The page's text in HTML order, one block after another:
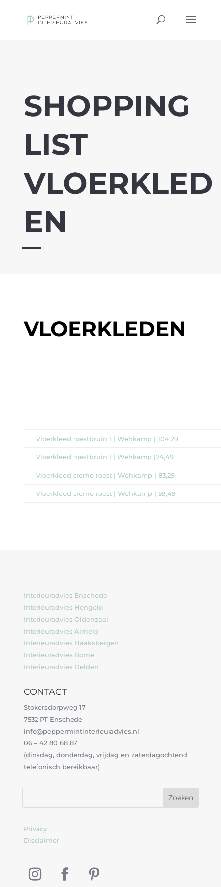
SHOPPING
LIST
VLOERKLED
EN
VLOERKLEDEN
Vloerkleed roestbruin 1 | Wehkamp | 104,29
Vloerkleed roestbruin 1 | Wehkamp |74,49
Vloerkleed creme roest | Wehkamp | 83,29
Vloerkleed creme roest | Wehkamp | 59,49
Interieuradvies Enschede
Interieuradvies Hengelo
Interieuradvies Oldenzaal
Interieuradvies Almelo
Interieuradvies Haaksbergen
Interieuradvies Borne
Interieuradvies Delden
CONTACT
Stokersdorpweg 17
7532 PT Enschede
info@peppermintinterieuradvies.nl
06 – 42 80 68 87
(dinsdag, donderdag, vrijdag en zaterdagochtend
telefonisch bereikbaar)
Privacy
Disclaimer